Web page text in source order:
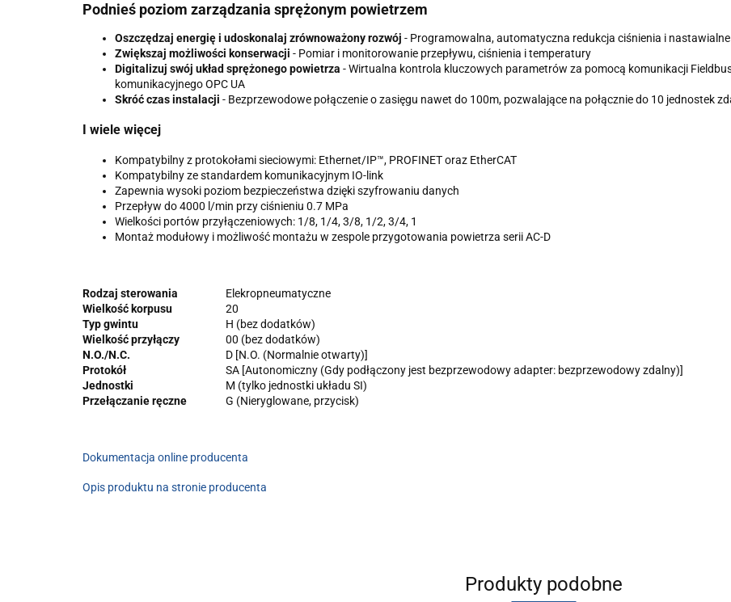
Podnieś poziom zarządzania sprężonym powietrzem
Oszczędzaj energię i udoskonalaj zrównoważony rozwój - Programowalna, automatyczna redukcja ciśnienia i
Zwiększaj możliwości konserwacji - Pomiar i monitorowanie przepływu, ciśnienia i temperatury
Digitalizuj swój układ sprężonego powietrza - Wirtualna kontrola kluczowych parametrów za pomocą komunikacji
komunikacyjnego OPC UA
Skróć czas instalacji - Bezprzewodowe połączenie o zasięgu nawet do 100m, pozwalające na połącznie do 10 jednostek
I wiele więcej
Kompatybilny z protokołami sieciowymi: Ethernet/IP™, PROFINET oraz EtherCAT
Kompatybilny ze standardem komunikacyjnym IO-link
Zapewnia wysoki poziom bezpieczeństwa dzięki szyfrowaniu danych
Przepływ do 4000 l/min przy ciśnieniu 0.7 MPa
Wielkości portów przyłączeniowych: 1/8, 1/4, 3/8, 1/2, 3/4, 1
Montaż modułowy i możliwość montażu w zespole przygotowania powietrza serii AC-D
Rodzaj sterowania
Elekropneumatyczne
Wielkość korpusu
20
Typ gwintu
H (bez dodatków)
Wielkość przyłączy
00 (bez dodatków)
N.O./N.C.
D [N.O. (Normalnie otwarty)]
Protokół
SA [Autonomiczny (Gdy podłączony jest bezprzewodowy adapter: bezprzewodowy zdalny)]
Jednostki
M (tylko jednostki układu SI)
Przełączanie ręczne
G (Nieryglowane, przycisk)
Dokumentacja online producenta
Opis produktu na stronie producenta
Produkty podobne